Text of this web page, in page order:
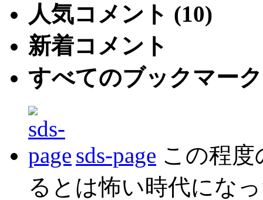
人気コメント (10)
新着コメント
すべてのブックマーク
sds-page この程
るとは怖い時代にな